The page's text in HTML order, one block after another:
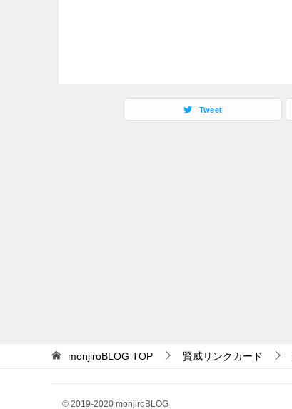
Tweet
monjiroBLOG TOP 賢威リンクカード
© 2019-2020 monjiroBLOG